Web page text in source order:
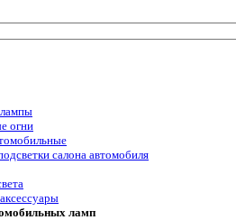
огни
салона автомобиля
ламп